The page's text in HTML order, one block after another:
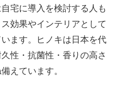
宅に導入を検討する人も
効果やインテリアとして
ます。ヒノキは日本を代
性・抗菌性・香りの高さ
えています。